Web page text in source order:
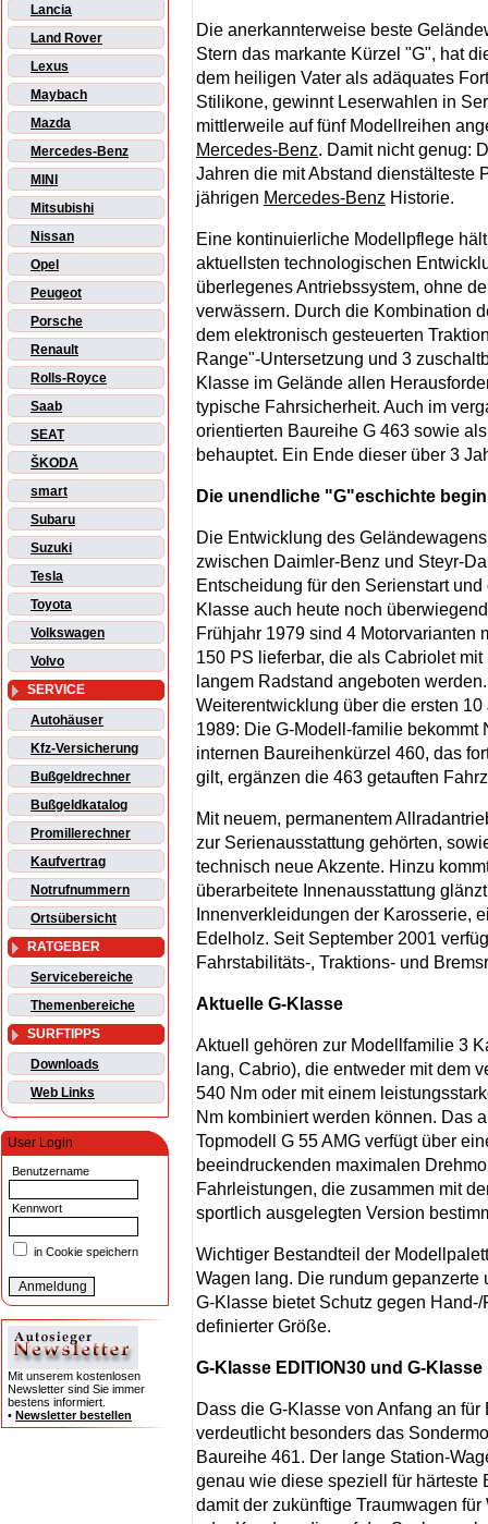
Lancia
Land Rover
Lexus
Maybach
Mazda
Mercedes-Benz
MINI
Mitsubishi
Nissan
Opel
Peugeot
Porsche
Renault
Rolls-Royce
Saab
SEAT
ŠKODA
smart
Subaru
Suzuki
Tesla
Toyota
Volkswagen
Volvo
SERVICE
Autohäuser
Kfz-Versicherung
Bußgeldrechner
Bußgeldkatalog
Promillerechner
Kaufvertrag
Notrufnummern
Ortsübersicht
RATGEBER
Servicebereiche
Themenbereiche
SURFTIPPS
Downloads
Web Links
User Login
Benutzername
Kennwort
in Cookie speichern
Mit unserem kostenlosen
Newsletter sind Sie immer
bestens informiert.
• Newsletter bestellen
Die anerkannterweise beste
Stern das markante Kürzel "G", hat
dem heiligen Vater als adäquates
Stilikone, gewinnt Leserwahlen in
mittlerweile auf fünf Modellreihen
Mercedes-Benz. Damit nicht genug:
Jahren die mit Abstand dienstälteste
jährigen Mercedes-Benz Historie.
Eine kontinuierliche Modellpflege
aktuellsten technologischen
überlegenes Antriebssystem, ohne
verwässern. Durch die Kombination
dem elektronisch gesteuerten
Range"-Untersetzung und 3
Klasse im Gelände allen
typische Fahrsicherheit. Auch im
orientierten Baureihe G 463 sowie
behauptet. Ein Ende dieser über 3
Die unendliche "G"eschichte
Die Entwicklung des
zwischen Daimler-Benz und Steyr-
Entscheidung für den Serienstart
Klasse auch heute noch
Frühjahr 1979 sind 4 Motorvarianten
150 PS lieferbar, die als Cabriolet
langem Radstand angeboten
Weiterentwicklung über die ersten
1989: Die G-Modell-familie
internen Baureihenkürzel 460, das
gilt, ergänzen die 463 getauften
Mit neuem, permanentem
zur Serienausstattung gehörten,
technisch neue Akzente. Hinzu
überarbeitete Innenausstattung
Innenverkleidungen der Karosserie,
Edelholz. Seit September 2001
Fahrstabilitäts-, Traktions- und
Aktuelle G-Klasse
Aktuell gehören zur Modellfamilie 3
lang, Cabrio), die entweder mit dem
540 Nm oder mit einem
Nm kombiniert werden können. Das
Topmodell G 55 AMG verfügt über
beeindruckenden maximalen
Fahrleistungen, die zusammen mit
sportlich ausgelegten Version
Wichtiger Bestandteil der
Wagen lang. Die rundum
G-Klasse bietet Schutz gegen
definierter Größe.
G-Klasse EDITION30 und G-
Dass die G-Klasse von Anfang an
verdeutlicht besonders das
Baureihe 461. Der lange Station-
genau wie diese speziell für härteste
damit der zukünftige Traumwagen